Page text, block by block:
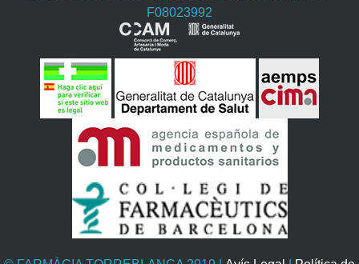
F08023992